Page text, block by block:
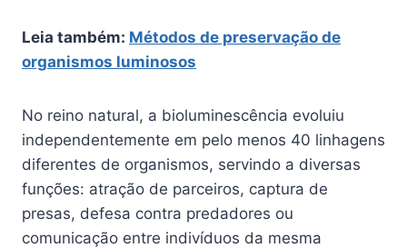
Leia também: Métodos de preservação de
organismos luminosos
No reino natural, a bioluminescência evoluiu
independentemente em pelo menos 40 linhagens
diferentes de organismos, servindo a diversas
funções: atração de parceiros, captura de
presas, defesa contra predadores ou
comunicação entre indivíduos da mesma